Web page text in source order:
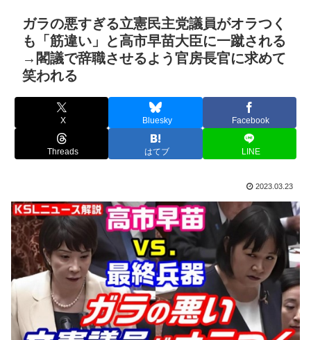
ガラの悪すぎる立憲民主党議員がオラつく
も「筋違い」と高市早苗大臣に一蹴される
→閣議で辞職させるよう官房長官に求めて
笑われる
X Bluesky Facebook
Threads はてブ LINE
2023.03.23